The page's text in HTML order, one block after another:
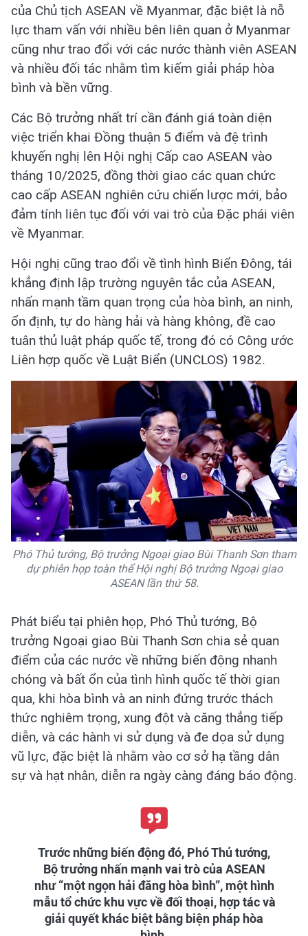
của Chủ tịch ASEAN về Myanmar, đặc biệt là nỗ
lực tham vấn với nhiều bên liên quan ở Myanmar
cũng như trao đổi với các nước thành viên ASEAN
và nhiều đối tác nhằm tìm kiếm giải pháp hòa
bình và bền vững.
Các Bộ trưởng nhất trí cần đánh giá toàn diện
việc triển khai Đồng thuận 5 điểm và đệ trình
khuyến nghị lên Hội nghị Cấp cao ASEAN vào
tháng 10/2025, đồng thời giao các quan chức
cao cấp ASEAN nghiên cứu chiến lược mới, bảo
đảm tính liên tục đối với vai trò của Đặc phái viên
về Myanmar.
Hội nghị cũng trao đổi về tình hình Biển Đông, tái
khẳng định lập trường nguyên tắc của ASEAN,
nhấn mạnh tầm quan trọng của hòa bình, an ninh,
ổn định, tự do hàng hải và hàng không, đề cao
tuân thủ luật pháp quốc tế, trong đó có Công ước
Liên hợp quốc về Luật Biển (UNCLOS) 1982.
Phó Thủ tướng, Bộ trưởng Ngoại giao Bùi Thanh Sơn tham
dự phiên họp toàn thể Hội nghị Bộ trưởng Ngoại giao
ASEAN lần thứ 58.
Phát biểu tại phiên họp, Phó Thủ tướng, Bộ
trưởng Ngoại giao Bùi Thanh Sơn chia sẻ quan
điểm của các nước về những biến động nhanh
chóng và bất ổn của tình hình quốc tế thời gian
qua, khi hòa bình và an ninh đứng trước thách
thức nghiêm trọng, xung đột và căng thẳng tiếp
diễn, và các hành vi sử dụng và đe dọa sử dụng
vũ lực, đặc biệt là nhằm vào cơ sở hạ tầng dân
sự và hạt nhân, diễn ra ngày càng đáng báo động.
Trước những biến động đó, Phó Thủ tướng,
Bộ trưởng nhấn mạnh vai trò của ASEAN
như “một ngọn hải đăng hòa bình”, một hình
mẫu tổ chức khu vực về đối thoại, hợp tác và
giải quyết khác biệt bằng biện pháp hòa